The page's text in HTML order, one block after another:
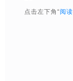
点击左下角“阅